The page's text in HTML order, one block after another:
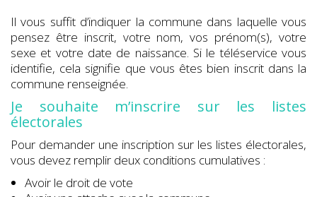
Il vous suffit d’indiquer la commune dans laquelle vous
pensez être inscrit, votre nom, vos prénom(s), votre
sexe et votre date de naissance. Si le téléservice vous
identifie, cela signifie que vous êtes bien inscrit dans la
commune renseignée.
Je souhaite m’inscrire sur les listes
électorales
Pour demander une inscription sur les listes électorales,
vous devez remplir deux conditions cumulatives :
Avoir le droit de vote